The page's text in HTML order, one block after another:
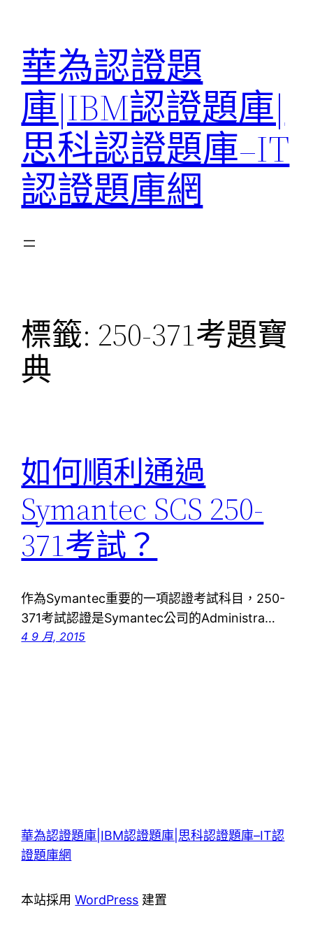
華為認證題
庫|IBM認證題庫|
思科認證題庫–IT
認證題庫網
標籤: 250-371考題寶
典
如何順利通過
Symantec SCS 250-
371考試？
作為Symantec重要的一項認證考試科目，250-
371考試認證是Symantec公司的Administra…
4 9 月, 2015
華為認證題庫|IBM認證題庫|思科認證題庫–IT認
證題庫網
本站採用WordPress 建置